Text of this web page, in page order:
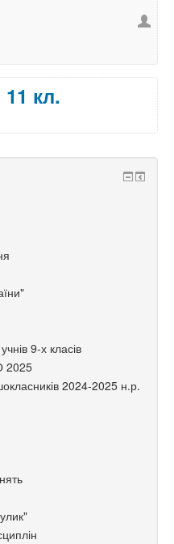
11 кл.
9-х класів
2025
Батькам майбутніх першокласників 2024-2025 н.р.